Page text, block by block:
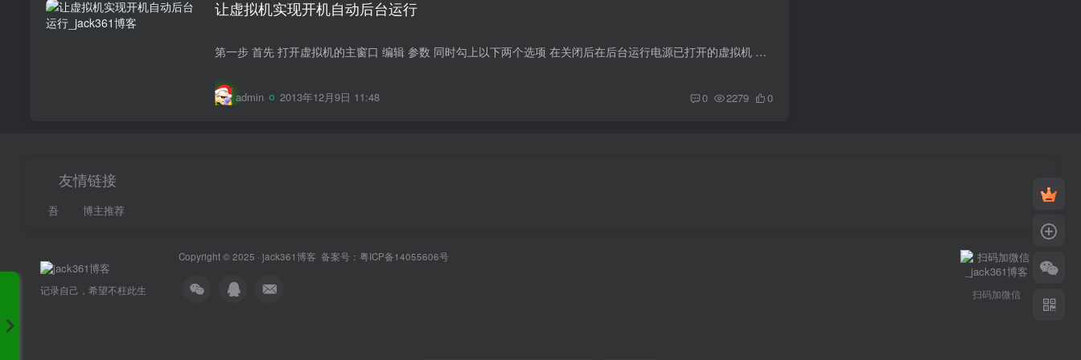
让虚拟机实现开机自动后台运行
第一步 首先 打开虚拟机的主窗口 编辑 参数 同时勾上以下两个选项 在关闭后在后台运行电源已打开的虚拟机 虚拟机电源打开时显示托盘图标 选上后确定 关闭虚拟机 第二步 此时例如你的虚...
admin 2013年12月9日 11:48 0 2279 0
友情链接
吾 博主推荐
记录自己，希望不枉此生
Copyright © 2025 · jack361博客 备案号： 粤ICP备14055606号
扫码加微信